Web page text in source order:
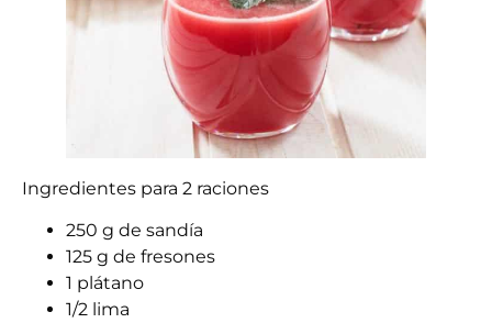
Ingredientes para 2 raciones
250 g de sandía
125 g de fresones
1 plátano
1/2 lima